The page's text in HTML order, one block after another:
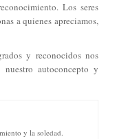
Los seres
a quienes apreciamos,
y reconocidos nos
autoconcepto y
y la soledad.